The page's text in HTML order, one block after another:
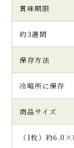
はちょっと
好きな方に
贅沢感
です
賞味期限
約3週間
保存方法
冷暗所に保存
商品サイズ
（1枚）約